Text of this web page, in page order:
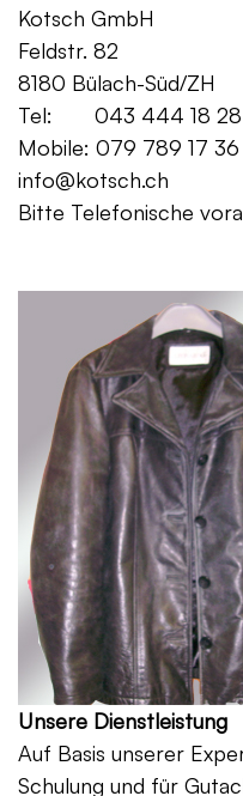
Kotsch
Feldstr.
8180
Tel:
Mobile: 079 789 17 36
info@kotsch.ch
Bitte Telefonische
Gratis
Unsere Dienstleistung
Auf Basis unserer
Schulung und für